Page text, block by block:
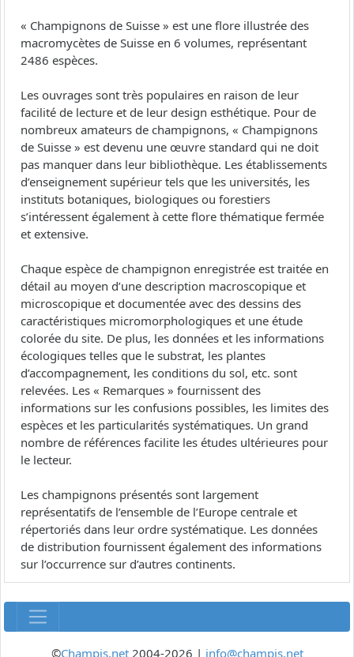
« Champignons de Suisse » est une flore illustrée des
macromycètes de Suisse en 6 volumes, représentant
2486 espèces.
Les ouvrages sont très populaires en raison de leur
facilité de lecture et de leur design esthétique. Pour de
nombreux amateurs de champignons, « Champignons
de Suisse » est devenu une œuvre standard qui ne doit
pas manquer dans leur bibliothèque. Les établissements
d’enseignement supérieur tels que les universités, les
instituts botaniques, biologiques ou forestiers
s’intéressent également à cette flore thématique fermée
et extensive.
Chaque espèce de champignon enregistrée est traitée en
détail au moyen d’une description macroscopique et
microscopique et documentée avec des dessins des
caractéristiques micromorphologiques et une étude
colorée du site. De plus, les données et les informations
écologiques telles que le substrat, les plantes
d’accompagnement, les conditions du sol, etc. sont
relevées. Les « Remarques » fournissent des
informations sur les confusions possibles, les limites des
espèces et les particularités systématiques. Un grand
nombre de références facilite les études ultérieures pour
le lecteur.
Les champignons présentés sont largement
représentatifs de l’ensemble de l’Europe centrale et
répertoriés dans leur ordre systématique. Les données
de distribution fournissent également des informations
sur l’occurrence sur d’autres continents.
©Champis.net2004-2026 | info@champis.net